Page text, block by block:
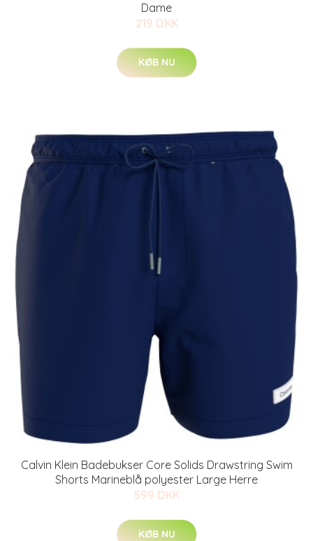
Dame
219 DKK
KØB NU
Calvin Klein Badebukser Core Solids Drawstring Swim
Shorts Marineblå polyester Large Herre
599 DKK
KØB NU